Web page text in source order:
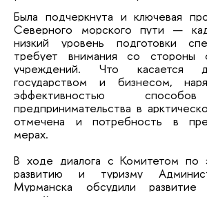
Была подчеркнута и ключевая
Северного морского пути —
низкий уровень подготовки
требует внимания со стороны
учреждений. Что касается
государством и бизнесом,
эффективностью
предпринимательства в
отмечена и потребность в
мерах.
В ходе диалога с Комитетом по
развитию и туризму
Мурманска обсудили развитие